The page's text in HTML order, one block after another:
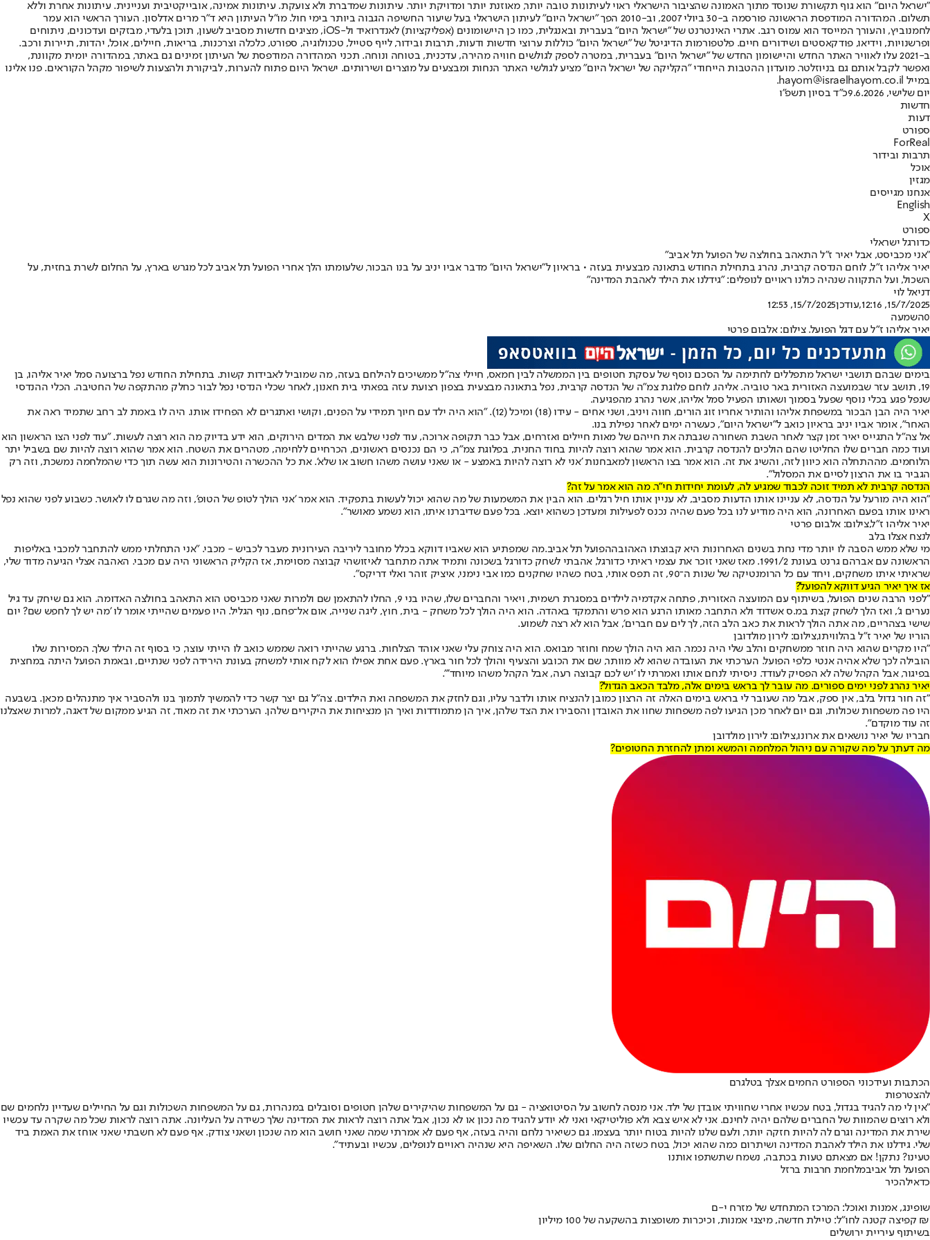
"ישראל היום" הוא גוף תקשורת שנוסד מתוך האמונה שהציבור הישראלי ראוי לעיתונות טובה יותר, מאוזנת יותר ומדויקת יותר. עיתונות שמדברת ולא צועקת. עיתונות אמינה, אובייקטיבית ועניינית. עיתונות אחרת וללא
תשלום. המהדורה המודפסת הראשונה פורסמה ב-30 ביולי 2007, וב-2010 הפך "ישראל היום" לעיתון הישראלי בעל שיעור החשיפה הגבוה ביותר בימי חול. מו"ל העיתון היא ד"ר מרים אדלסון. העורך הראשי הוא עמר
לחמנוביץ, והעורך המייסד הוא עמוס רגב. אתרי האינטרנט של "ישראל היום" בעברית ובאנגלית, כמו כן היישומונים (אפליקציות) לאנדרואיד ול-iOS, מציגים חדשות מסביב לשעון, תוכן בלעדי, מבזקים ועדכונים, ניתוחים
ופרשנויות, וידיאו, פודקאסטים ושידורים חיים. פלטפורמות הדיגיטל של "ישראל היום" כוללות ערוצי חדשות ודעות, תרבות ובידור, לייף סטייל, טכנולוגיה, ספורט, כלכלה וצרכנות, בריאות, חיילים, אוכל, יהדות, תיירות ורכב.
ב-2021 עלו לאוויר האתר החדש והיישומון החדש של "ישראל היום" בעברית, במטרה לספק לגולשים חוויה מהירה, עדכנית, בטוחה ונוחה. תכני המהדורה המודפסת של העיתון זמינים גם באתר, במהדורה יומית מקוונת,
ואפשר לקבל אותם גם בניוזלטר. מועדון ההטבות הייחודי "הקליקה של ישראל היום" מציע לגולשי האתר הנחות ומבצעים על מוצרים ושירותים. ישראל היום פתוח להערות, לביקורת ולהצעות לשיפור מקהל הקוראים. פנו אלינו
במייל hayom@israelhayom.co.il.
יום שלישי, 9.6.2026
כ"ד בסיון תשפ"ו
חדשות
דעות
ספורט
ForReal
תרבות ובידור
אוכל
מגזין
אנחנו מגייסים
English
X
ספורט
כדורגל ישראלי
"אני מכביסט, אבל יאיר ז"ל התאהב בחולצה של הפועל תל אביב"
יאיר אליהו ז"ל, לוחם הנדסה קרבית, נהרג בתחילת החודש בתאונה מבצעית בעזה • בראיון ל"ישראל היום" מדבר אביו יניב על בנו הבכור, שלעומתו הלך אחרי הפועל תל אביב לכל מגרש בארץ, על החלום לשרת בחזית, על
השכול, ועל התקווה שנהיה כולנו ראויים לנופלים: "גידלנו את הילד לאהבת המדינה"
דניאל לוי
15/7/2025, 12:16
,עודכן15/7/2025, 12:53
0השמעה
יאיר אליהו ז"ל עם דגל הפועל. צילום: אלבום פרטי
בימים שבהם תושבי ישראל מתפללים לחתימה על הסכם נוסף של עסקת חטופים בין הממשלה לבין חמאס, חיילי צה"ל ממשיכים להילחם בעזה, מה שמוביל לאבידות קשות. בתחילת החודש נפל ברצועה סמל יאיר אליהו, בן
19, תושב עזר שבמועצה האזורית באר טוביה. אליהו, לוחם פלוגת צמ"ה של הנדסה קרבית, נפל בתאונה מבצעית בצפון רצועת עזה בפאתי בית חאנון, לאחר שכלי הנדסי נפל לבור כחלק מהתקפה של החטיבה. הכלי ההנדסי
שנפל פגע בכלי נוסף שפעל בסמוך ושאותו הפעיל סמל אליהו, אשר נהרג מהפגיעה.
יאיר היה הבן הבכור במשפחת אליהו והותיר אחריו זוג הורים, חווה ויניב, ושני אחים - עידו (18) ומיכל (12). "הוא היה ילד עם חיוך תמידי על הפנים, וקושי ואתגרים לא הפחידו אותו. היה לו באמת לב רחב שתמיד ראה את
האחר", אומר אביו יניב בראיון כואב ל"ישראל היום", כעשרה ימים לאחר נפילת בנו.
אל צה"ל התגייס יאיר זמן קצר לאחר השבת השחורה שגבתה את חייהם של מאות חיילים ואזרחים, אבל כבר תקופה ארוכה, עוד לפני שלבש את המדים הירוקים, הוא ידע בדיוק מה הוא רוצה לעשות. "עוד לפני הצו הראשון הוא
ועוד כמה חברים שלו החליטו שהם הולכים להנדסה קרבית. הוא אמר שהוא רוצה להיות בחוד החנית, בפלוגת צמ"ה, כי הם נכנסים ראשונים, הכרחיים ללחימה, מטהרים את השטח. הוא אמר שהוא רוצה להיות שם בשביל יתר
הלוחמים. מההתחלה הוא כיוון לזה, והשיג את זה. הוא אמר בצו הראשון למאבחנות 'אני לא רוצה להיות באמצע - או שאני עושה משהו חשוב או שלא'. את כל ההכשרה והטירונות הוא עשה תוך כדי שהמלחמה נמשכת, וזה רק
הגביר בו את הרצון לסיים את המסלול".
הנדסה קרבית לא תמיד זוכה לכבוד שמגיע לה, לעומת יחידות חי"ר. מה הוא אמר על זה?
"הוא היה מורעל על הנדסה, לא עניינו אותו הדעות מסביב, לא עניין אותו חיל רגלים. הוא הבין את המשמעות של מה שהוא יכול לעשות בתפקיד. הוא אמר 'אני הולך לטופ של הטופ', וזה מה שגרם לו לאושר. כשבוע לפני שהוא נפל
ראינו אותו בפעם האחרונה, הוא היה מודיע לנו בכל פעם שהיה נכנס לפעילות ומעדכן כשהוא יוצא. בכל פעם שדיברנו איתו, הוא נשמע מאושר".
יאיר אליהו ז"ל,צילום: אלבום פרטי
לנצח אצלו בלב
מי שלא ממש הסבה לו יותר מדי נחת בשנים האחרונות היא קבוצתו האהובההפועל תל אביב.מה שמפתיע הוא שאביו דווקא בכלל מחובר ליריבה העירונית מעבר לכביש - מכבי. "אני התחלתי ממש להתחבר למכבי באליפות
הראשונה עם אברהם גרנט בעונת 1991/2. מאז שאני זוכר את עצמי ראיתי כדורגל, אהבתי לשחק כדורגל בשכונה ותמיד אתה מתחבר לאיזושהי קבוצה מסוימת, אז הקליק הראשוני היה עם מכבי. האהבה אצלי הגיעה מדוד שלי,
שראיתי איתו משחקים, ויחד עם כל הרומנטיקה של שנות ה־90, זה תפס אותי, בטח כשהיו שחקנים כמו אבי נימני, איציק זוהר ואלי דריקס".
אז איך יאיר הגיע דווקא להפועל?
"לפני הרבה שנים הפועל, בשיתוף עם המועצה האזורית, פתחה אקדמיה לילדים במסגרת רשמית, ויאיר והחברים שלו, שהיו בני 9, החלו להתאמן שם ולמרות שאני מכביסט הוא התאהב בחולצה האדומה. הוא גם שיחק עד גיל
נערים ג', ואז הלך לשחק קצת במ.ס אשדוד ולא התחבר. מאותו הרגע הוא פרש והתמקד באהדה. הוא היה הולך לכל משחק - בית, חוץ, ליגה שנייה, אום אל־פחם, נוף הגליל. היו פעמים שהייתי אומר לו 'מה יש לך לחפש שם? יום
שישי בצהריים, מה אתה הולך לראות את כאב הלב הזה, לך לים עם חברים', אבל הוא לא רצה לשמוע.
הוריו של יאיר ז"ל בהלוויתו,צילום: לירון מולדובן
"היו מקרים שהוא היה חוזר ממשחקים והלב שלי היה נכמר. הוא היה הולך שמח וחוזר מבואס. הוא היה צוחק עלי שאני אוהד הצלחות. ברגע שהייתי רואה שממש כואב לו הייתי עוצר, כי בסוף זה הילד שלך. המסירות שלו
הובילה לכך שלא אהיה אנטי כלפי הפועל. הערכתי את העובדה שהוא לא מוותר, שם את הכובע והצעיף והולך לכל חור בארץ. פעם אחת אפילו הוא לקח אותי למשחק בעונת הירידה לפני שנתיים, ובאמת הפועל היתה במחצית
בפיגור, אבל הקהל שלה לא הפסיק לעודד. ניסיתי לנחם אותו ואמרתי לו 'יש לכם קבוצה רעה, אבל הקהל משהו מיוחד'".
יאיר נהרג לפני ימים ספורים. מה עובר לך בראש בימים אלה, מלבד הכאב הגדול?
"זה חור גדול בלב, אין ספק, אבל מה שעובר לי בראש בימים האלה זה הרצון כמובן להנציח אותו ולדבר עליו, וגם לחזק את המשפחה ואת הילדים. צה"ל גם יצר קשר כדי להמשיך לתמוך בנו ולהסביר איך מתנהלים מכאן. בשבעה
היו פה משפחות שכולות, וגם יום לאחר מכן הגיעו לפה משפחות שחוו את האובדן והסבירו את הצד שלהן, איך הן מתמודדות ואיך הן מנציחות את היקירים שלהן. הערכתי את זה מאוד, זה הגיע ממקום של דאגה, למרות שאצלנו
זה עוד מוקדם".
חבריו של יאיר נושאים את ארונו,צילום: לירון מולדובן
מה דעתך על מה שקורה עם ניהול המלחמה והמשא ומתן להחזרת החטופים?
הכתבות ועידכוני הספורט החמים אצלך בטלגרם
להצטרפות
"אין לי מה להגיד בגדול, בטח עכשיו אחרי שחוויתי אובדן של ילד. אני מנסה לחשוב על הסיטואציה - גם על המשפחות שהיקירים שלהן חטופים וסובלים במנהרות, גם על המשפחות השכולות וגם על החיילים שעדיין נלחמים שם
ולא רוצים שהמוות של החברים שלהם יהיה לחינם. אני לא איש צבא ולא פוליטיקאי ואני לא יודע להגיד מה נכון או לא נכון, אבל אתה רוצה לראות את המדינה שלך כשידה על העליונה. אתה רוצה לראות שכל מה שקרה עד עכשיו
שירת את המדינה וגרם לה להיות חזקה יותר, ולעם שלנו להיות בטוח יותר בעצמו. גם כשיאיר נלחם והיה בעזה, אף פעם לא אמרתי שמה שאני חושב הוא מה שנכון ושאני צודק. אף פעם לא חשבתי שאני אוחז את האמת ביד
שלי. גידלנו את הילד לאהבת המדינה ושיתרום כמה שהוא יכול, בטח כשזה היה החלום שלו. השאיפה היא שנהיה ראויים לנופלים, עכשיו ובעתיד".
טעינו? נתקן! אם מצאתם טעות בכתבה, נשמח שתשתפו אותנו
הפועל תל אביבמלחמת חרבות ברזל
כדאילהכיר
שופינג, אמנות ואוכל: המרכז המתחדש של מזרח י-ם
קפיצה קטנה לחו"ל: טיילת חדשה, מיצגי אמנות, וכיכרות משופצות בהשקעה של 100 מיליון ₪
בשיתוף עיריית ירושלים